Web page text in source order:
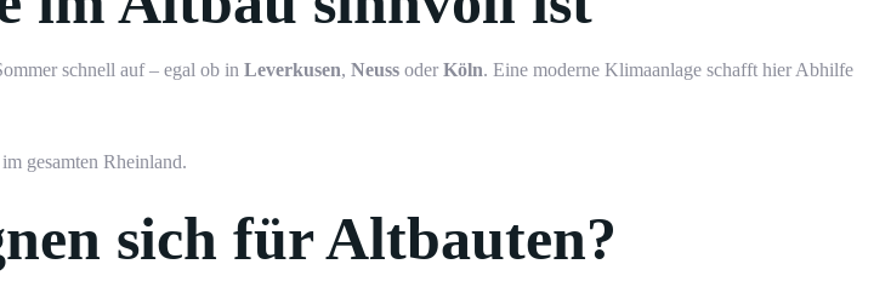
schnell auf – egal ob in Leverkusen, Neuss oder Köln. Eine moderne Klimaanlage schafft hier Abhilfe
gesamten Rheinland.
sich für Altbauten?